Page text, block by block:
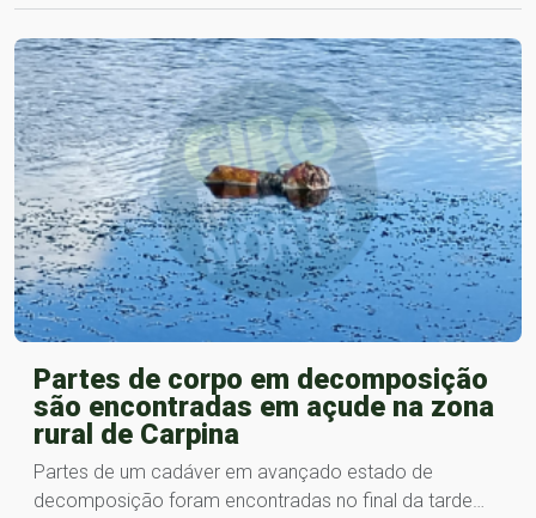
Partes de corpo em decomposição
são encontradas em açude na zona
rural de Carpina
Partes de um cadáver em avançado estado de
decomposição foram encontradas no final da tarde…